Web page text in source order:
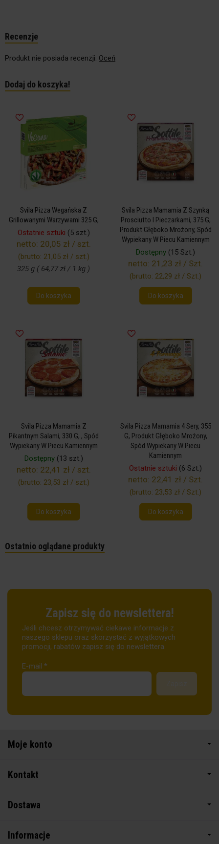
Recenzje
Produkt nie posiada recenzji. Oceń
Dodaj do koszyka!
Svila Pizza Wegańska Z
Grillowanymi Warzywami 325 G,
Ostatnie sztuki (5 szt.)
netto: 20,05 zł / szt.
(brutto: 21,05 zł / szt.)
325 g ( 64,77 zł / 1 kg )
Do koszyka
Svila Pizza Mamamia Z Szynką
Prosciutto I Pieczarkami, 375 G,
Produkt Głęboko Mrożony, Spód
Wypiekany W Piecu Kamiennym
Dostępny (15 Szt.)
netto: 21,23 zł / Szt.
(brutto: 22,29 zł / Szt.)
Do koszyka
Svila Pizza Mamamia Z
Pikantnym Salami, 330 G, , Spód
Wypiekany W Piecu Kamiennym
Dostępny(13 szt.)
netto: 22,41 zł / szt.
(brutto: 23,53 zł / szt.)
Do koszyka
Svila Pizza Mamamia 4 Sery, 355
G, Produkt Głęboko Mrożony,
Spód Wypiekany W Piecu
Kamiennym
Ostatnie sztuki (6 Szt.)
netto: 22,41 zł / Szt.
(brutto: 23,53 zł / Szt.)
Do koszyka
Ostatnio oglądane produkty
Zapisz się do newslettera!
Jeśli chcesz otrzymywać ciekawe informacje z
naszego sklepu oraz skorzystać z wyjątkowych
promocji, rabatów zapisz się do newslettera.
E-mail *
Moje konto
Kontakt
Dostawa
Informacje